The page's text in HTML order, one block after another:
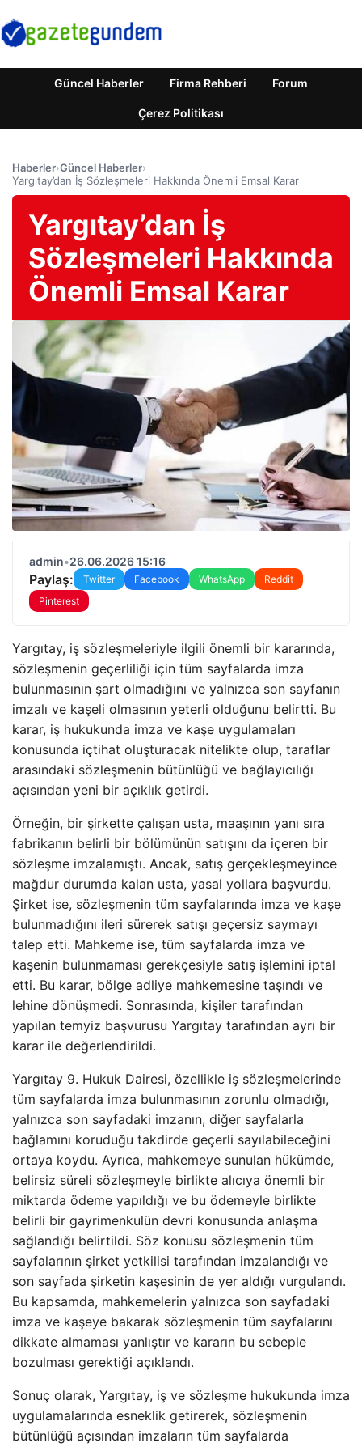
Güncel Haberler Firma Rehberi Forum
Çerez Politikası
Haberler›Güncel Haberler›
Yargıtay’dan İş Sözleşmeleri Hakkında Önemli Emsal Karar
Yargıtay’dan İş
Sözleşmeleri Hakkında
Önemli Emsal Karar
admin•26.06.2026 15:16
Paylaş: Twitter Facebook WhatsApp
Reddit
Pinterest
Yargıtay, iş sözleşmeleriyle ilgili önemli bir kararında,
sözleşmenin geçerliliği için tüm sayfalarda imza
bulunmasının şart olmadığını ve yalnızca son sayfanın
imzalı ve kaşeli olmasının yeterli olduğunu belirtti. Bu
karar, iş hukukunda imza ve kaşe uygulamaları
konusunda içtihat oluşturacak nitelikte olup, taraflar
arasındaki sözleşmenin bütünlüğü ve bağlayıcılığı
açısından yeni bir açıklık getirdi.
Örneğin, bir şirkette çalışan usta, maaşının yanı sıra
fabrikanın belirli bir bölümünün satışını da içeren bir
sözleşme imzalamıştı. Ancak, satış gerçekleşmeyince
mağdur durumda kalan usta, yasal yollara başvurdu.
Şirket ise, sözleşmenin tüm sayfalarında imza ve kaşe
bulunmadığını ileri sürerek satışı geçersiz saymayı
talep etti. Mahkeme ise, tüm sayfalarda imza ve
kaşenin bulunmaması gerekçesiyle satış işlemini iptal
etti. Bu karar, bölge adliye mahkemesine taşındı ve
lehine dönüşmedi. Sonrasında, kişiler tarafından
yapılan temyiz başvurusu Yargıtay tarafından ayrı bir
karar ile değerlendirildi.
Yargıtay 9. Hukuk Dairesi, özellikle iş sözleşmelerinde
tüm sayfalarda imza bulunmasının zorunlu olmadığı,
yalnızca son sayfadaki imzanın, diğer sayfalarla
bağlamını koruduğu takdirde geçerli sayılabileceğini
ortaya koydu. Ayrıca, mahkemeye sunulan hükümde,
belirsiz süreli sözleşmeyle birlikte alıcıya önemli bir
miktarda ödeme yapıldığı ve bu ödemeyle birlikte
belirli bir gayrimenkulün devri konusunda anlaşma
sağlandığı belirtildi. Söz konusu sözleşmenin tüm
sayfalarının şirket yetkilisi tarafından imzalandığı ve
son sayfada şirketin kaşesinin de yer aldığı vurgulandı.
Bu kapsamda, mahkemelerin yalnızca son sayfadaki
imza ve kaşeye bakarak sözleşmenin tüm sayfalarını
dikkate almaması yanlıştır ve kararın bu sebeple
bozulması gerektiği açıklandı.
Sonuç olarak, Yargıtay, iş ve sözleşme hukukunda imza
uygulamalarında esneklik getirerek, sözleşmenin
bütünlüğü açısından imzaların tüm sayfalarda